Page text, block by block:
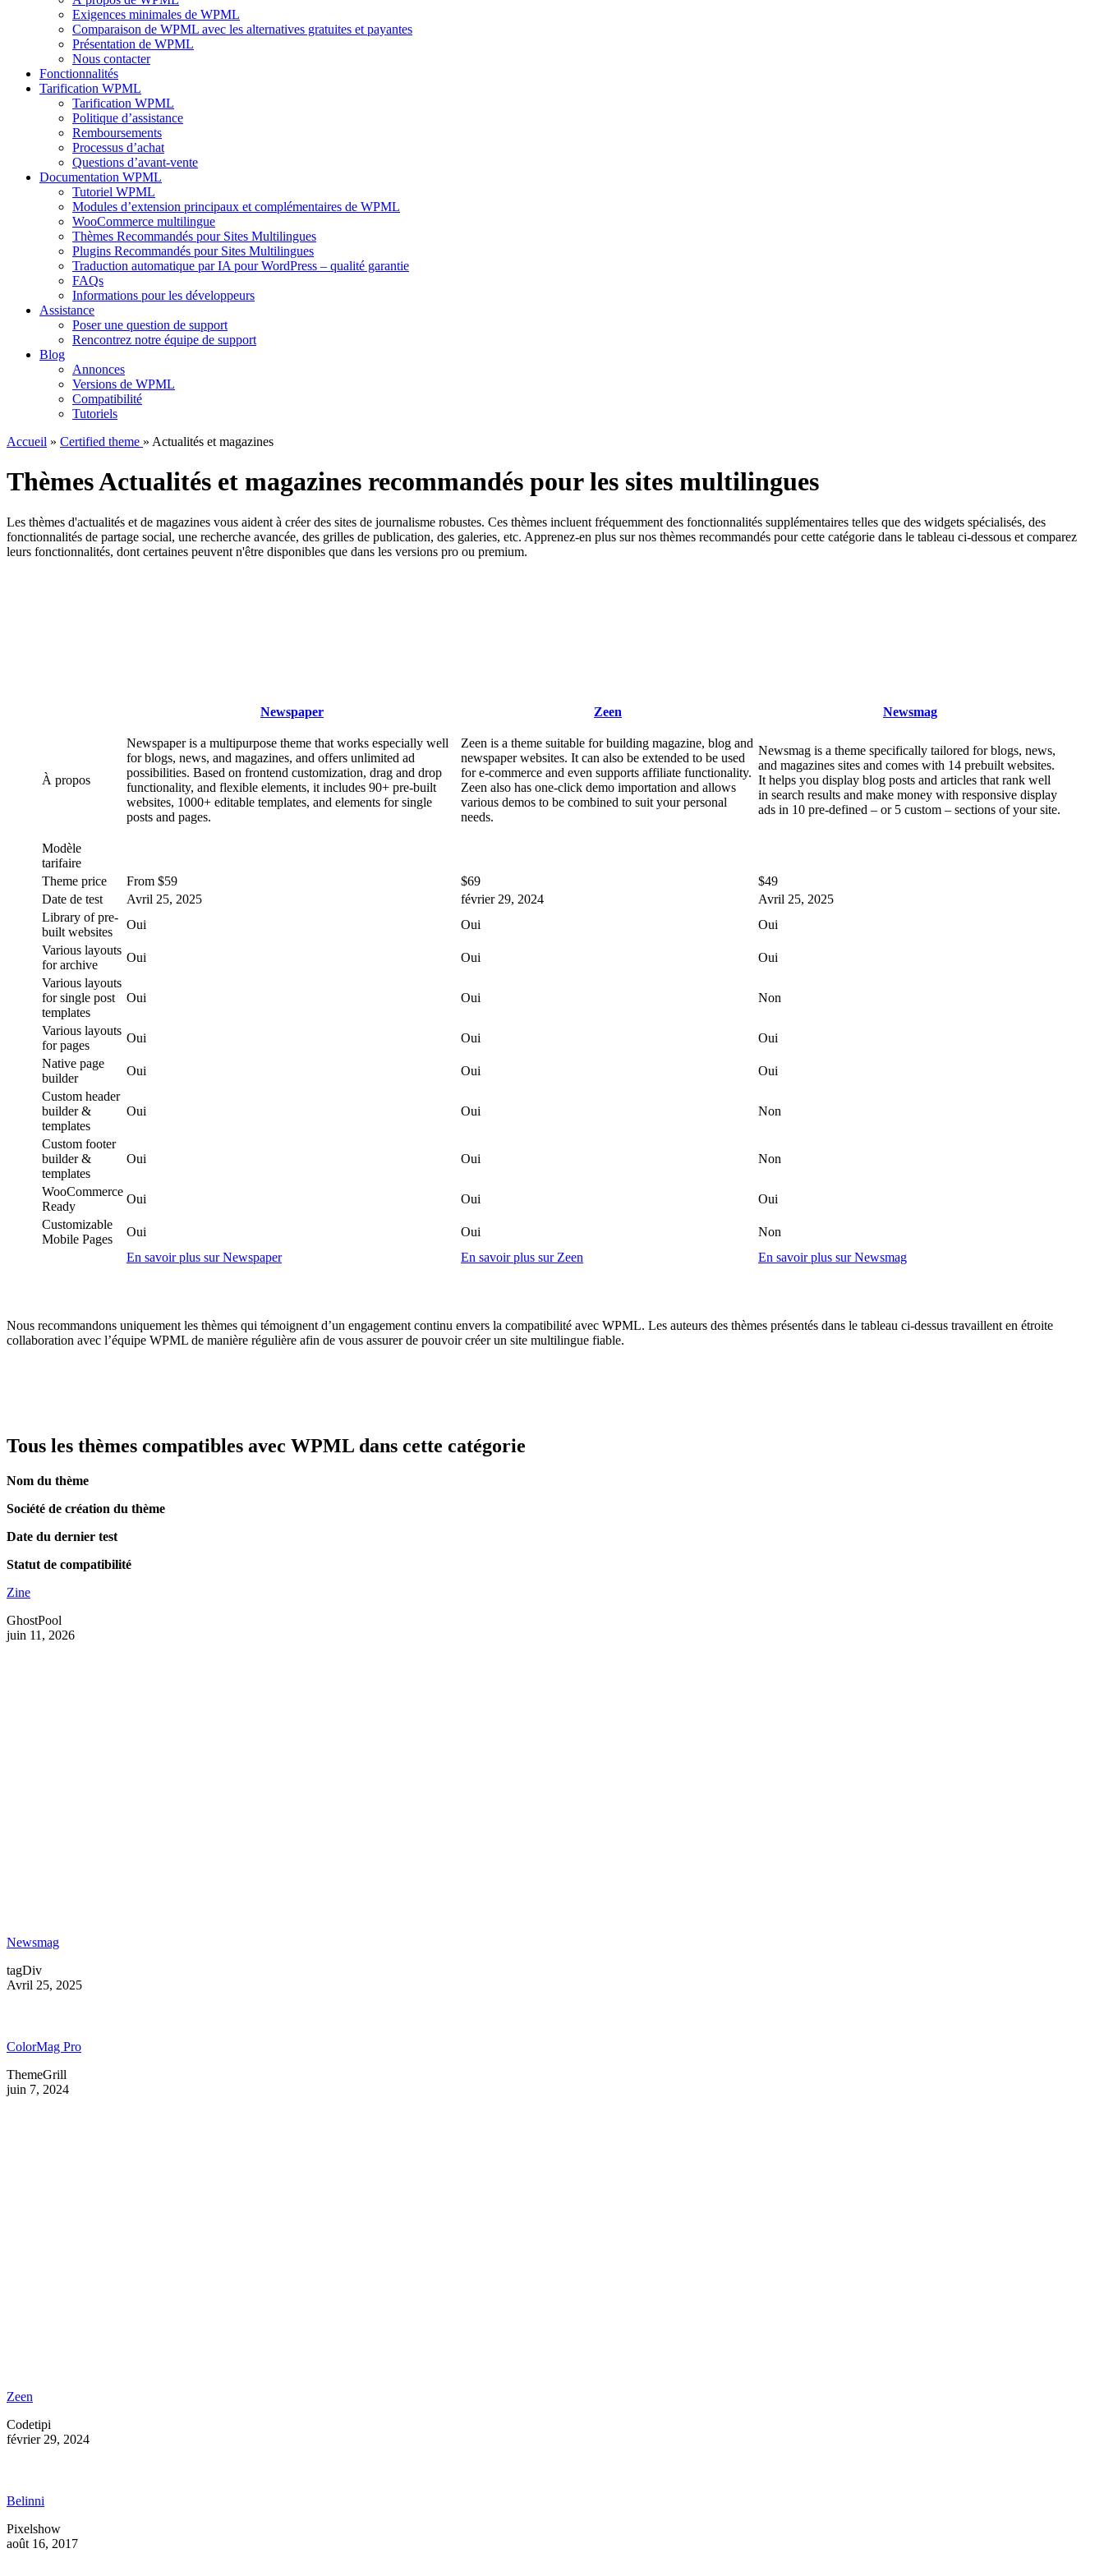
Exigences minimales de WPML
Comparaison de WPML avec les alternatives gratuites et payantes
Présentation de WPML
Nous contacter
Fonctionnalités
Tarification WPML
Tarification WPML
Politique d’assistance
Remboursements
Processus d’achat
Questions d’avant-vente
Documentation WPML
Tutoriel WPML
Modules d’extension principaux et complémentaires de WPML
WooCommerce multilingue
Thèmes Recommandés pour Sites Multilingues
Plugins Recommandés pour Sites Multilingues
Traduction automatique par IA pour WordPress – qualité garantie
FAQs
Informations pour les développeurs
Assistance
Poser une question de support
Rencontrez notre équipe de support
Blog
Annonces
Versions de WPML
Compatibilité
Tutoriels
Accueil » Certified theme » Actualités et magazines
Thèmes Actualités et magazines recommandés pour les sites multilingues
Les thèmes d'actualités et de magazines vous aident à créer des sites de journalisme robustes. Ces thèmes incluent fréquemment des fonctionnalités supplémentaires telles que des widgets spécialisés, des
fonctionnalités de partage social, une recherche avancée, des grilles de publication, des galeries, etc. Apprenez-en plus sur nos thèmes recommandés pour cette catégorie dans le tableau ci-dessous et comparez
leurs fonctionnalités, dont certaines peuvent n'être disponibles que dans les versions pro ou premium.
Newspaper Zeen Newsmag
À propos
Newspaper is a multipurpose theme that works especially well
for blogs, news, and magazines, and offers unlimited ad
possibilities. Based on frontend customization, drag and drop
functionality, and flexible elements, it includes 90+ pre-built
websites, 1000+ editable templates, and elements for single
posts and pages.
Zeen is a theme suitable for building magazine, blog and
newspaper websites. It can also be extended to be used
for e-commerce and even supports affiliate functionality.
Zeen also has one-click demo importation and allows
various demos to be combined to suit your personal
needs.
Newsmag is a theme specifically tailored for blogs, news,
and magazines sites and comes with 14 prebuilt websites.
It helps you display blog posts and articles that rank well
in search results and make money with responsive display
ads in 10 pre-defined – or 5 custom – sections of your site.
Modèle
tarifaire
Theme price
From $59 $69
$49
Date de test
Avril 25, 2025 février 29, 2024
Avril 25, 2025
Library of pre-
built websites
Oui Oui
Oui
Various layouts
for archive
Oui Oui
Oui
Various layouts
for single post
templates
Oui Oui Non
Various layouts
for pages
Oui Oui
Oui
Native page
builder
Oui Oui
Oui
Custom header
builder &
templates
Oui Oui Non
Custom footer
builder &
templates
Oui Oui Non
WooCommerce
Ready
Oui Oui
Oui
Customizable
Mobile Pages
Oui Oui
Non
En savoir plus sur Newspaper
En savoir plus sur Zeen En savoir plus sur Newsmag
Nous recommandons uniquement les thèmes qui témoignent d’un engagement continu envers la compatibilité avec WPML. Les auteurs des thèmes présentés dans le tableau ci-dessus travaillent en étroite
collaboration avec l’équipe WPML de manière régulière afin de vous assurer de pouvoir créer un site multilingue fiable.
Tous les thèmes compatibles avec WPML dans cette catégorie
Nom du thème
Société de création du thème
Date du dernier test
Statut de compatibilité
Zine
GhostPool
juin 11, 2026
Newsmag
tagDiv
Avril 25, 2025
ColorMag Pro
ThemeGrill
juin 7, 2024
Zeen
Codetipi
février 29, 2024
Belinni
Pixelshow
août 16, 2017